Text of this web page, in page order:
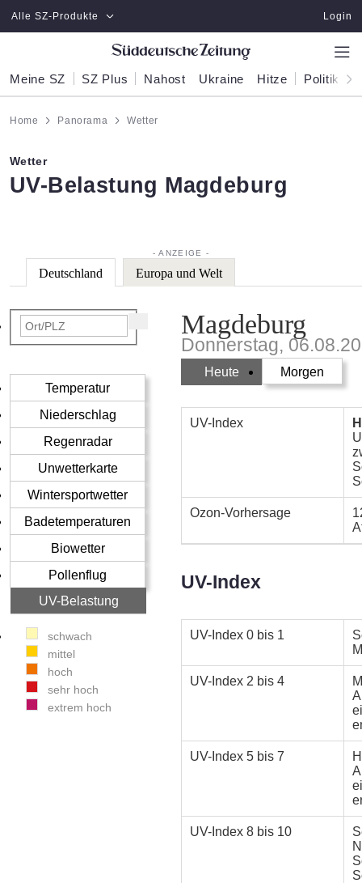
Zum Hauptinhalt springen
Alle SZ-Produkte Login
Meine SZ SZ Plus Nahost Ukraine Hitze Politik
Home Panorama Wetter
Wetter
:
UV-Belastung Magdeburg
Deutschland Europa und Welt
Temperatur
Niederschlag
Regenradar
Unwetterkarte
Wintersportwetter
Badetemperaturen
Biowetter
Pollenflug
UV-Belastung
schwach
mittel
hoch
sehr hoch
extrem hoch
Magdeburg
Donnerstag,
Heute Morgen
UV-Index
Ozon-Vorhersage
UV-Index
UV-Index 0 bis 1
UV-Index 2 bis 4
UV-Index 5 bis 7
UV-Index 8 bis 10